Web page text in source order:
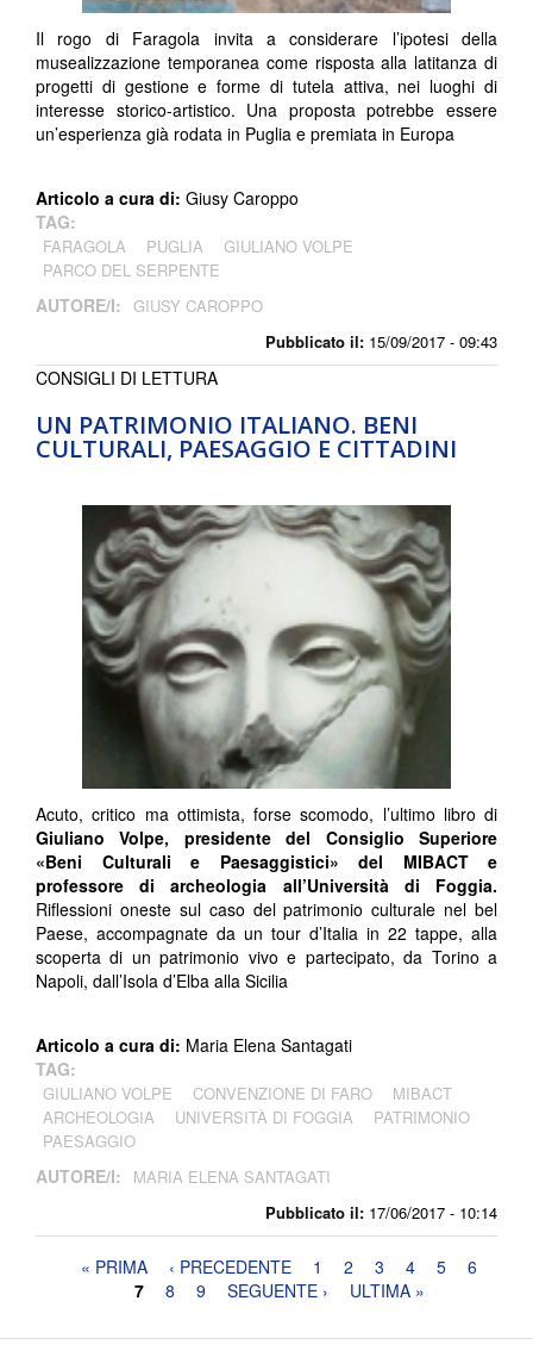
Pubblicato il: 15/09/2017 - 09:43
Il rogo di Faragola invita a considerare l’ipotesi della
musealizzazione temporanea come risposta alla latitanza di
progetti di gestione e forme di tutela attiva, nei luoghi di
interesse storico-artistico. Una proposta potrebbe essere
un’esperienza già rodata in Puglia e premiata in Europa
Articolo a cura di: Giusy Caroppo
TAG:
FARAGOLA PUGLIA
GIULIANO VOLPE
PARCO DEL SERPENTE
AUTORE/I: GIUSY CAROPPO
UN PATRIMONIO ITALIANO. BENI
CULTURALI, PAESAGGIO E CITTADINI
Pubblicato il: 17/06/2017 - 10:14
CONSIGLI DI LETTURA
Acuto, critico ma ottimista, forse scomodo, l’ultimo libro di
Giuliano Volpe, presidente del Consiglio Superiore
«Beni Culturali e Paesaggistici» del MIBACT e
professore di archeologia all’Università di Foggia.
Riflessioni oneste sul caso del patrimonio culturale nel bel
Paese, accompagnate da un tour d’Italia in 22 tappe, alla
scoperta di un patrimonio vivo e partecipato, da Torino a
Napoli, dall’Isola d’Elba alla Sicilia
Articolo a cura di: Maria Elena Santagati
TAG:
GIULIANO VOLPE CONVENZIONE DI FARO
MIBACT
ARCHEOLOGIA
UNIVERSITÀ DI FOGGIA
PATRIMONIO
PAESAGGIO
AUTORE/I: MARIA ELENA SANTAGATI
Pagine« PRIMA ‹ PRECEDENTE 1 2 3 4 5
6
7
8 9 SEGUENTE › ULTIMA »